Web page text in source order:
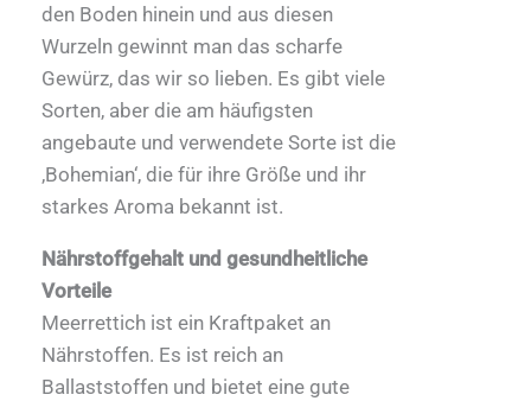
den Boden hinein und aus diesen
Wurzeln gewinnt man das scharfe
Gewürz, das wir so lieben. Es gibt viele
Sorten, aber die am häufigsten
angebaute und verwendete Sorte ist die
‚Bohemian‘, die für ihre Größe und ihr
starkes Aroma bekannt ist.
Nährstoffgehalt und gesundheitliche
Vorteile
Meerrettich ist ein Kraftpaket an
Nährstoffen. Es ist reich an
Ballaststoffen und bietet eine gute